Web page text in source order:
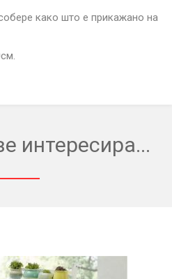
како што е прикажано на
интересира...